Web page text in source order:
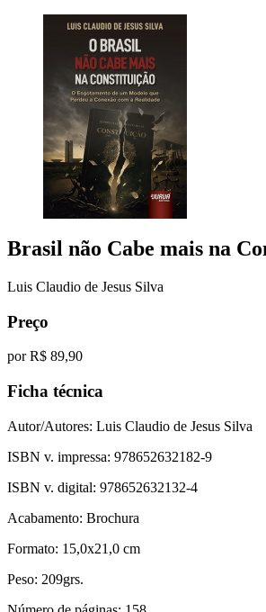
Brasil não Cabe mais na
Luis Claudio de Jesus Silva
Preço
porR$ 89,90
Ficha técnica
Autor/Autores: Luis Claudio de Jesus Silva
ISBN v. impressa: 978652632182-9
ISBN v. digital: 978652632132-4
Acabamento: Brochura
Formato: 15,0x21,0 cm
Peso: 209grs.